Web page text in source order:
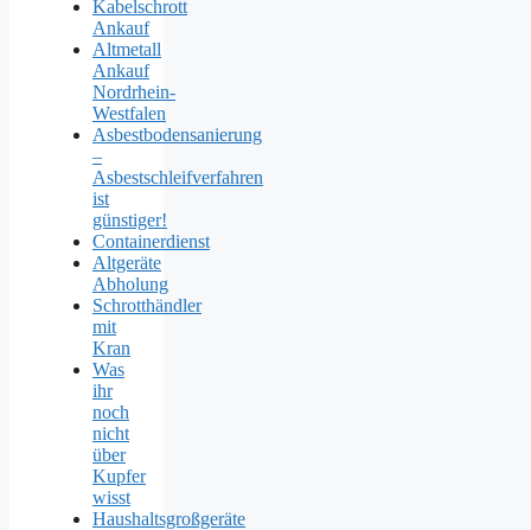
Kabelschrott
Ankauf
Altmetall
Ankauf
Nordrhein-
Westfalen
Asbestbodensanierung
–
Asbestschleifverfahren
ist
günstiger!
Containerdienst
Altgeräte
Abholung
Schrotthändler
mit
Kran
Was
ihr
noch
nicht
über
Kupfer
wisst
Haushaltsgroßgeräte